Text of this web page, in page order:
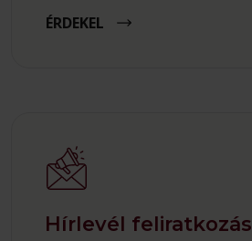
ÉRDEKEL
Hírlevél feliratkozás